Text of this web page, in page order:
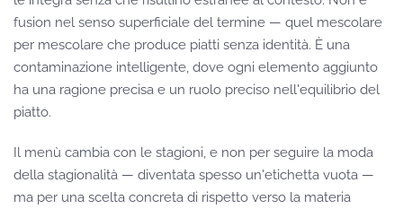
fusion nel senso superficiale del termine — quel mescolare
per mescolare che produce piatti senza identità. È una
contaminazione intelligente, dove ogni elemento aggiunto
ha una ragione precisa e un ruolo preciso nell'equilibrio del
piatto.
Il menù cambia con le stagioni, e non per seguire la moda
della stagionalità — diventata spesso un'etichetta vuota —
ma per una scelta concreta di rispetto verso la materia